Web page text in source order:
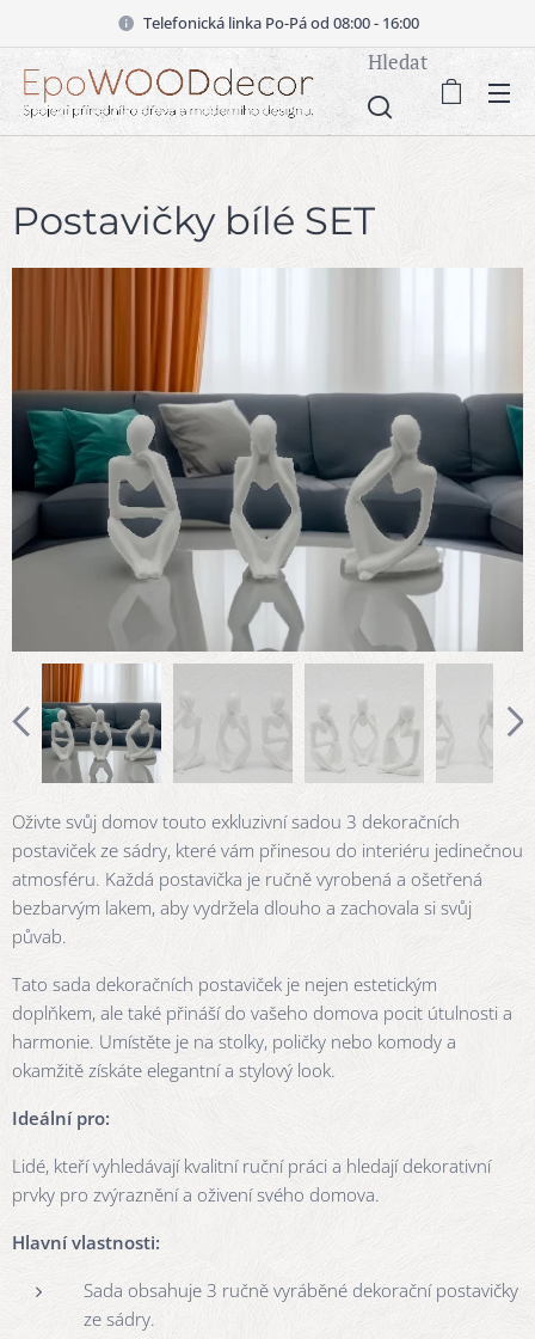
Telefonická linka Po-Pá od 08:00 - 16:00
Hledat
Postavičky bílé SET
Oživte svůj domov touto exkluzivní sadou 3 dekoračních
postaviček ze sádry, které vám přinesou do interiéru jedinečnou
atmosféru. Každá postavička je ručně vyrobená a ošetřená
bezbarvým lakem, aby vydržela dlouho a zachovala si svůj
půvab.
Tato sada dekoračních postaviček je nejen estetickým
doplňkem, ale také přináší do vašeho domova pocit útulnosti a
harmonie. Umístěte je na stolky, poličky nebo komody a
okamžitě získáte elegantní a stylový look.
Ideální pro:
Lidé, kteří vyhledávají kvalitní ruční práci a hledají dekorativní
prvky pro zvýraznění a oživení svého domova.
Hlavní vlastnosti:
Sada obsahuje 3 ručně vyráběné dekorační postavičky
ze sádry.